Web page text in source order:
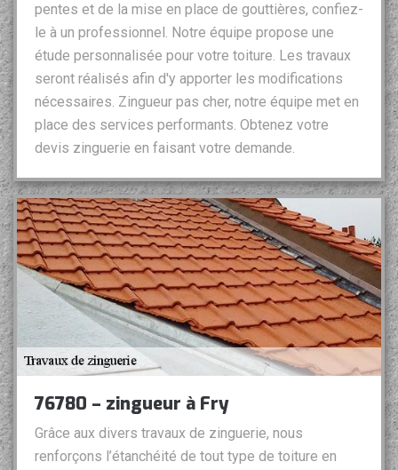
pentes et de la mise en place de gouttières, confiez-
le à un professionnel. Notre équipe propose une
étude personnalisée pour votre toiture. Les travaux
seront réalisés afin d'y apporter les modifications
nécessaires. Zingueur pas cher, notre équipe met en
place des services performants. Obtenez votre
devis zinguerie en faisant votre demande.
76780 – zingueur à Fry
Grâce aux divers travaux de zinguerie, nous
renforçons l’étanchéité de tout type de toiture en